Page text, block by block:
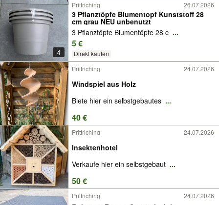
4
Prittriching 26.07.2026
3 Pflanztöpfe Blumentopf Kunststoff 28
cm grau NEU unbenutzt
3 Pflanztöpfe Blumentöpfe 28 c ...
5 €
Direkt kaufen
Prittriching
24.07.2026
Windspiel aus Holz
Biete hier ein selbstgebautes ...
40 €
Prittriching 24.07.2026
Insektenhotel
Verkaufe hier ein selbstgebaut ...
50 €
Prittriching 24.07.2026